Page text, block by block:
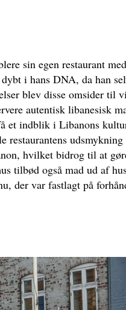
sin egen restaurant
i hans DNA, da han
blev disse omsider til
autentisk libanesisk
et indblik i Libanons
restaurantens
hvilket bidrog til at
tilbød også mad ud af
der var fastlagt på